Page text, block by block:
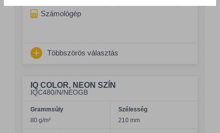
Számológép
Többszörös választás
IQ COLOR, NEON SZÍN
IQC480/N/NEOGB
Grammsúly
80 g/m²
Szélesség
210 mm